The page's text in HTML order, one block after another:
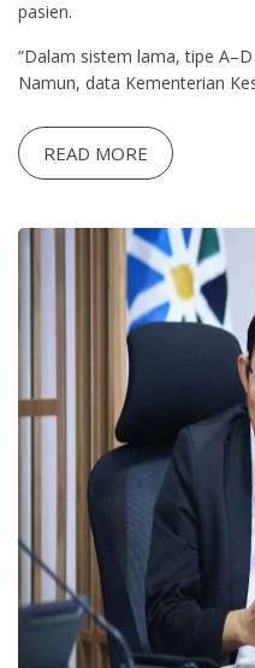
pasien.
“Dalam sistem lama, tipe
Namun, data Kementerian
READ MORE